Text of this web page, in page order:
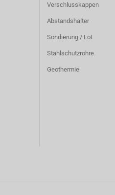
Verschlusskappen
Abstandshalter
Sondierung / Lot
Stahlschutzrohre
Geothermie